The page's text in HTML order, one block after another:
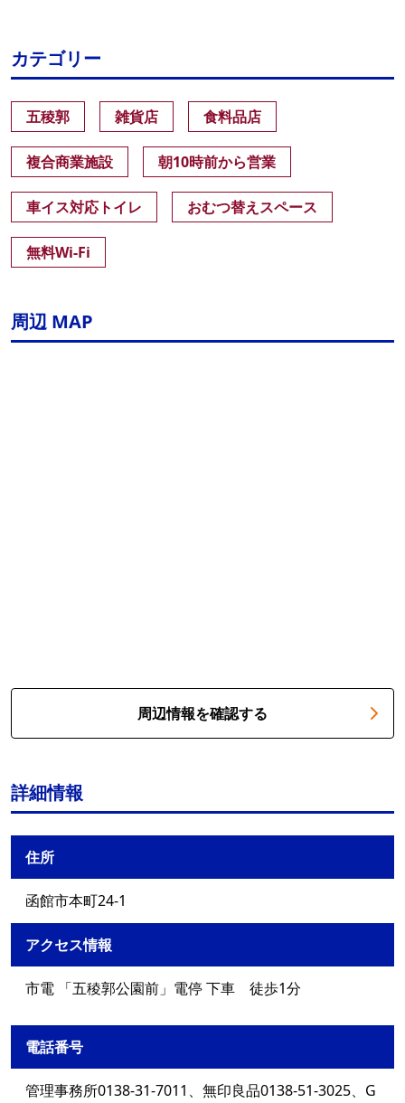
カテゴリー
五稜郭 雑貨店 食料品店
複合商業施設 朝10時前から営業
車イス対応トイレ おむつ替えスペース
無料Wi-Fi
周辺 MAP
周辺情報を確認する
詳細情報
住所
函館市本町24-1
アクセス情報
市電 「五稜郭公園前」電停 下車 徒歩1分
電話番号
管理事務所0138-31-7011、無印良品0138-51-3025、G